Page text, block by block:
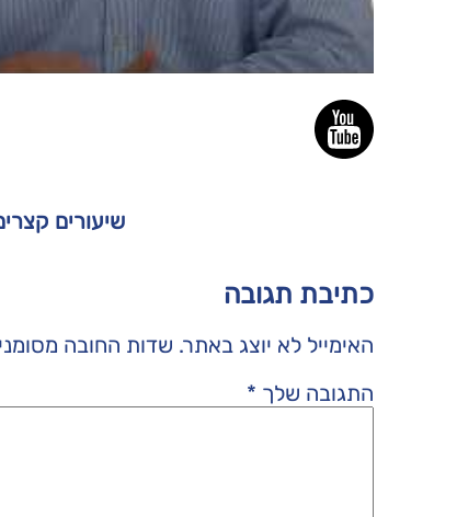
שיעורים
כתיבת תגובה
האימייל לא יוצג באתר. שדות החובה
התגובה שלך *